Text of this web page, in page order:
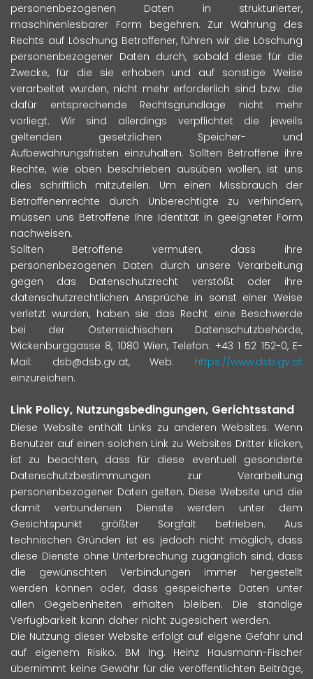
personenbezogenen Daten in strukturierter,
maschinenlesbarer Form begehren. Zur Wahrung des
Rechts auf Löschung Betroffener, führen wir die Löschung
personenbezogener Daten durch, sobald diese für die
Zwecke, für die sie erhoben und auf sonstige Weise
verarbeitet wurden, nicht mehr erforderlich sind bzw. die
dafür entsprechende Rechtsgrundlage nicht mehr
vorliegt. Wir sind allerdings verpflichtet die jeweils
geltenden gesetzlichen Speicher- und
Aufbewahrungsfristen einzuhalten. Sollten Betroffene ihre
Rechte, wie oben beschrieben ausüben wollen, ist uns
dies schriftlich mitzuteilen. Um einen Missbrauch der
Betroffenenrechte durch Unberechtigte zu verhindern,
müssen uns Betroffene Ihre Identität in geeigneter Form
nachweisen.
Sollten Betroffene vermuten, dass ihre
personenbezogenen Daten durch unsere Verarbeitung
gegen das Datenschutzrecht verstößt oder ihre
datenschutzrechtlichen Ansprüche in sonst einer Weise
verletzt wurden, haben sie das Recht eine Beschwerde
bei der Österreichischen Datenschutzbehörde,
Wickenburggasse 8, 1080 Wien, Telefon: +43 1 52 152-0, E-
Mail: dsb@dsb.gv.at, Web: https://www.dsb.gv.at
einzureichen.
Link Policy, Nutzungsbedingungen, Gerichtsstand
Diese Website enthält Links zu anderen Websites. Wenn
Benutzer auf einen solchen Link zu Websites Dritter klicken,
ist zu beachten, dass für diese eventuell gesonderte
Datenschutzbestimmungen zur Verarbeitung
personenbezogener Daten gelten. Diese Website und die
damit verbundenen Dienste werden unter dem
Gesichtspunkt größter Sorgfalt betrieben. Aus
technischen Gründen ist es jedoch nicht möglich, dass
diese Dienste ohne Unterbrechung zugänglich sind, dass
die gewünschten Verbindungen immer hergestellt
werden können oder, dass gespeicherte Daten unter
allen Gegebenheiten erhalten bleiben. Die ständige
Verfügbarkeit kann daher nicht zugesichert werden.
Die Nutzung dieser Website erfolgt auf eigene Gefahr und
auf eigenem Risiko. BM Ing. Heinz Hausmann-Fischer
übernimmt keine Gewähr für die veröffentlichten Beiträge,